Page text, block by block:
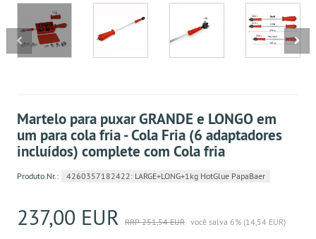
Martelo para puxar GRANDE e LONGO em
um para cola fria - Cola Fria (6 adaptadores
incluídos) complete com Cola fria
Produto.Nr.: 4260357182422: LARGE+LONG+1kg HotGlue PapaBaer
237,00 EUR RRP 251,54 EUR você salva 6% (14,54 EUR)